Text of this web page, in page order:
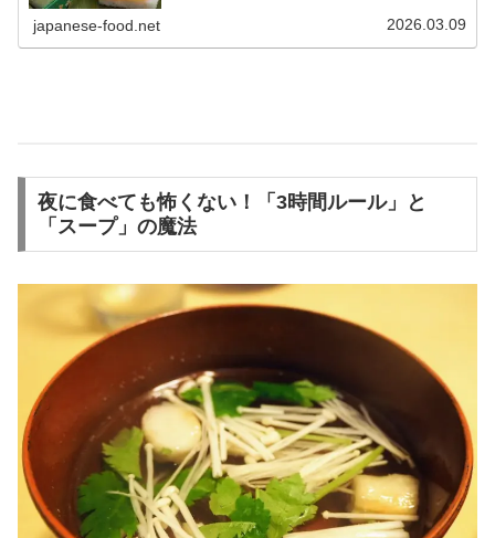
japanese-food.net 2026.03.09
夜に食べても怖くない！「3時間ルール」と
「スープ」の魔法